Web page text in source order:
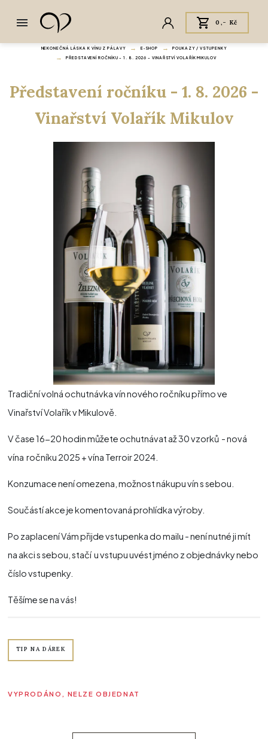
0,- Kč
NEKONEČNÁ LÁSKA K VÍNU Z PÁLAVY E‑SHOP POUKAZY / VSTUPENKY
PŘEDSTAVENÍ ROČNÍKU - 1. 8. 2026 - VINAŘSTVÍ VOLAŘÍK MIKULOV
Představení ročníku - 1. 8. 2026 -
Vinařství Volařík Mikulov
Tradiční volná ochutnávka vín nového ročníku přímo ve
Vinařství Volařík v Mikulově.
V čase 16-20 hodin můžete ochutnávat až 30 vzorků - nová
vína ročníku 2025 + vína Terroir 2024.
Konzumace není omezena, možnost nákupu vín s sebou.
Součástí akce je komentovaná prohlídka výroby.
Po zaplacení Vám přijde vstupenka do mailu - není nutné ji mít
na akci s sebou, stačí u vstupu uvést jméno z objednávky nebo
číslo vstupenky.
Těšíme se na vás!
TIP NA DÁREK
VYPRODÁNO, NELZE OBJEDNAT